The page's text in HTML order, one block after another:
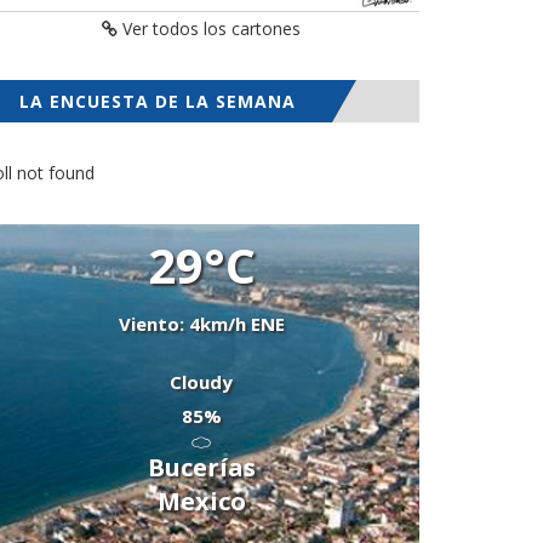
Ver todos los cartones
LA ENCUESTA DE LA SEMANA
not found
29°C
Viento: 4km/h ENE
Cloudy
85%
Bucerías
Mexico